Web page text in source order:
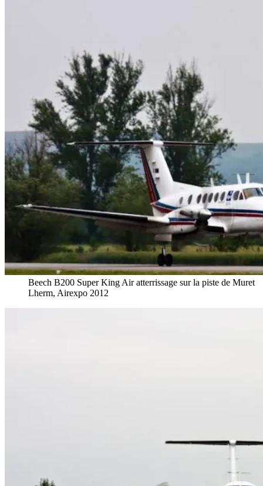
Beech B200 Super King Air atterrissage sur la piste de Muret
Lherm, Airexpo 2012